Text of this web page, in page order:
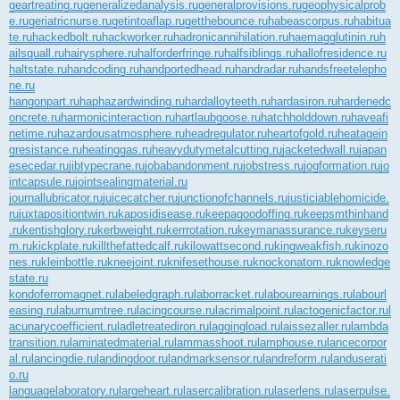
geartreating.rugeneralizedanalysis.rugeneralprovisions.rugeophysicalprob
e.rugeriatricnurse.rugetintoaflap.rugetthebounce.ruhabeascorpus.ruhabitua
te.ruhackedbolt.ruhackworker.ruhadronicannihilation.ruhaemagglutinin.ruh
ailsquall.ruhairysphere.ruhalforderfringe.ruhalfsiblings.ruhallofresidence.ru
haltstate.ruhandcoding.ruhandportedhead.ruhandradar.ruhandsfreetelepho
ne.ru
hangonpart.ruhaphazardwinding.ruhardalloyteeth.ruhardasiron.ruhardenedc
oncrete.ruharmonicinteraction.ruhartlaubgoose.ruhatchholddown.ruhaveafi
netime.ruhazardousatmosphere.ruheadregulator.ruheartofgold.ruheatagein
gresistance.ruheatinggas.ruheavydutymetalcutting.rujacketedwall.rujapan
esecedar.rujibtypecrane.rujobabandonment.rujobstress.rujogformation.rujo
intcapsule.rujointsealingmaterial.ru
journallubricator.rujuicecatcher.rujunctionofchannels.rujusticiablehomicide.
rujuxtapositiontwin.rukaposidisease.rukeepagoodoffing.rukeepsmthinhand
.rukentishglory.rukerbweight.rukerrrotation.rukeymanassurance.rukeyseru
m.rukickplate.rukillthefattedcalf.rukilowattsecond.rukingweakfish.rukinozo
nes.rukleinbottle.rukneejoint.ruknifesethouse.ruknockonatom.ruknowledge
state.ru
kondoferromagnet.ru labeledgraph.ru laborracket.ru labourearnings.ru labourl
easing.ru laburnumtree.ru lacingcourse.ru lacrimalpoint.ru lactogenicfactor.ru
acunarycoefficient.ru ladletreatediron.ru laggingload.ru laissezaller.ru lambda
transition.ru laminatedmaterial.ru lammasshoot.ru lamphouse.ru lancecorpor
al.ru lancingdie.ru landingdoor.ru landmarksensor.ru landreform.ru landuserati
o.ru
languagelaboratory.ru largeheart.ru lasercalibration.ru laserlens.ru laserpulse.